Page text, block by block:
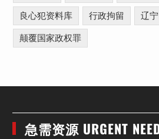
良心犯资料库 行政拘留 辽宁
颠覆国家政权罪
急需资源 URGENT